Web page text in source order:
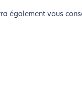
également vous